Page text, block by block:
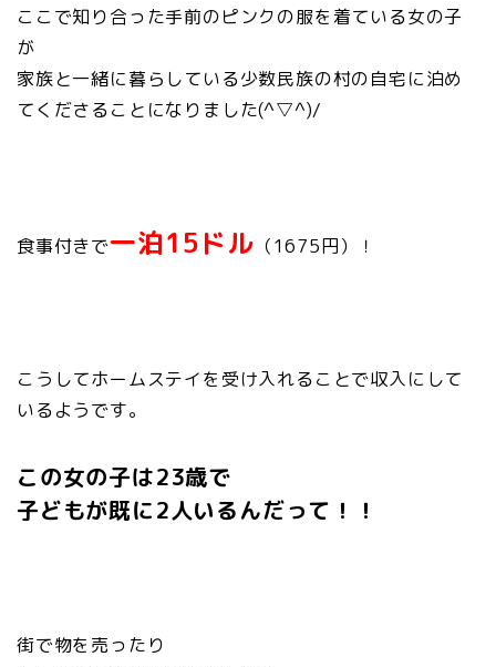
ここで知り合った手前のピンクの服を着ている女の子
が
家族と一緒に暮らしている少数民族の村の自宅に泊め
てくださることになりました(^▽^)/
食事付きで一泊15ドル （1675円）！
こうしてホームステイを受け入れることで収入にして
いるようです。
この女の子は23歳で
子どもが既に2人いるんだって！！
街で物を売ったり